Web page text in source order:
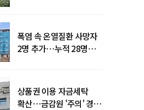
폭염 속 온열질환 사망자
2명 추가…누적 28명으로
상품권 이용 자금세탁
확산…금감원 '주의' 경보